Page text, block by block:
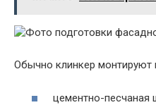
Обычно клинкер монтируют
цементно-песчаная